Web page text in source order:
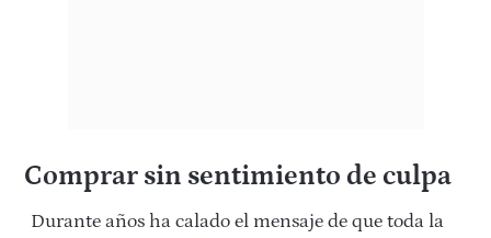
Comprar sin sentimiento de culpa
Durante años ha calado el mensaje de que toda la